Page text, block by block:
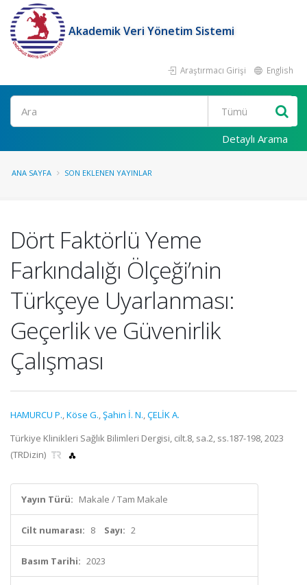
Akademik Veri Yönetim Sistemi
Araştırmacı Girişi English
Ara
Detaylı Arama
ANA SAYFA SON EKLENEN YAYINLAR
Dört Faktörlü Yeme
Farkındalığı Ölçeği’nin
Türkçeye Uyarlanması:
Geçerlik ve Güvenirlik
Çalışması
HAMURCU P.,Köse G.,Şahin İ. N.,ÇELİK A.
Türkiye Klinikleri Sağlık Bilimleri Dergisi, cilt.8, sa.2, ss.187-198, 2023
(TRDizin)
Yayın Türü: Makale / Tam Makale
Cilt numarası: 8 Sayı: 2
Basım Tarihi: 2023